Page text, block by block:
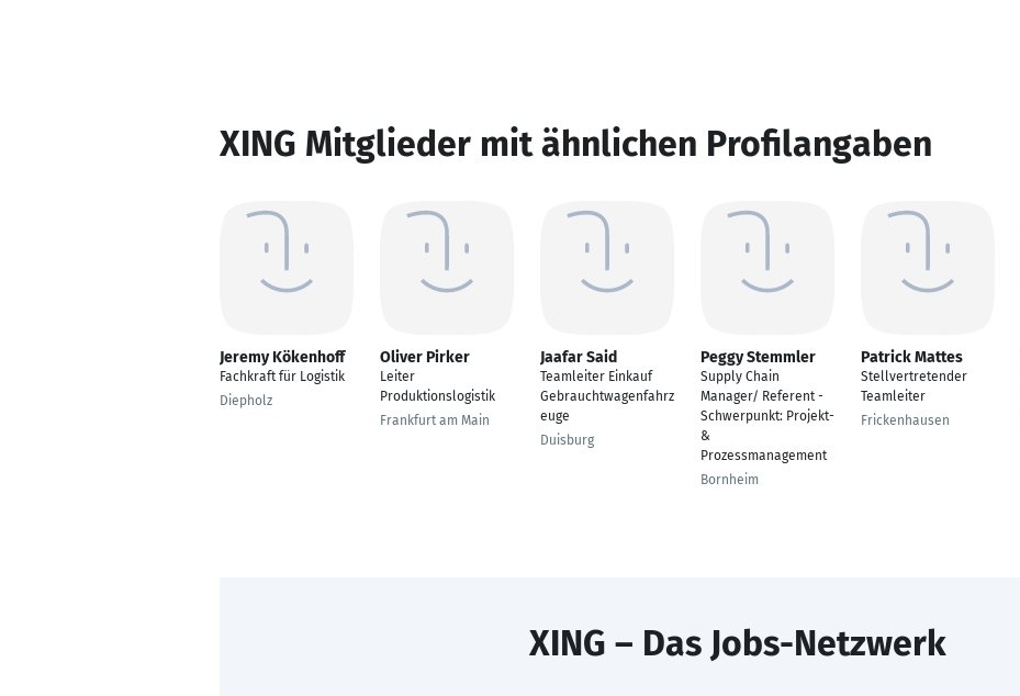
XING Mitglieder mit ähnlichen Profilangaben
Jeremy Kökenhoff
Fachkraft für Logistik
Diepholz
Oliver Pirker
Leiter
Produktionslogistik
Frankfurt am Main
Jaafar Said
Teamleiter Einkauf
Gebrauchtwagenfahrz
euge
Duisburg
Peggy Stemmler
Supply Chain
Manager/ Referent -
Schwerpunkt: Projekt-
&
Prozessmanagement
Bornheim
Patrick Mattes
Stellvertretender
Teamleiter
Frickenhausen
XING – Das Jobs-Netzwerk